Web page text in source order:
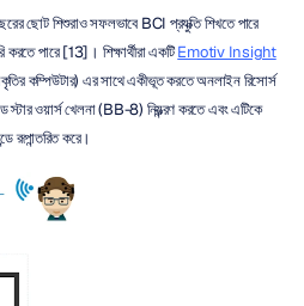
ছোট শিশুরাও সফলভাবে BCI প্রযুক্তি শিখতে পারে
পারে [13]। শিক্ষার্থীরা একটি Emotiv Insight
কম্পিউটার) এর সাথে একীভূত করতে অনলাইন রিসোর্স
ওয়ার্স খেলনা (BB-8) নিয়ন্ত্রণ করতে এবং এটিকে
রূপান্তরিত করে।